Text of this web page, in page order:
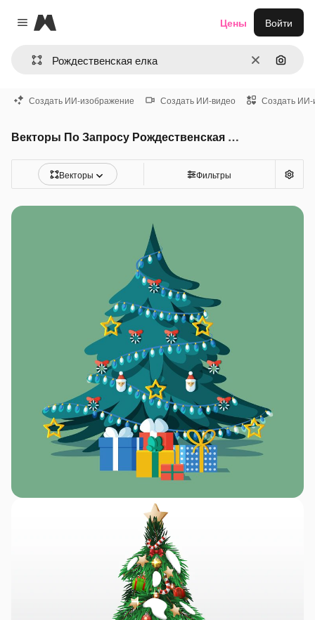
Close menu
Magnific
ОчиститьПоиск
Цены Войти
Создать ИИ-изображение Создать ИИ-видео Создать ИИ-
Векторы По Запросу Рождественская елка
Векторы Фильтры